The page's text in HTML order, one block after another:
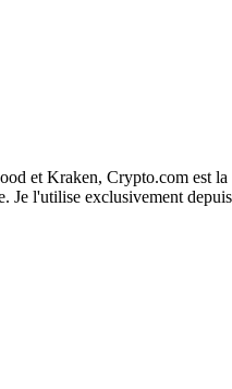
et Kraken, Crypto.com est la
Je l'utilise exclusivement depuis